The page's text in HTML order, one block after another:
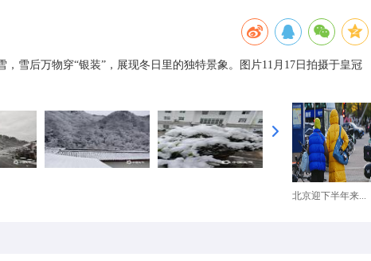
雪后万物穿“银装”，展现冬日里的独特景象。图片11月17日拍摄于皇冠
北京迎下半年来...